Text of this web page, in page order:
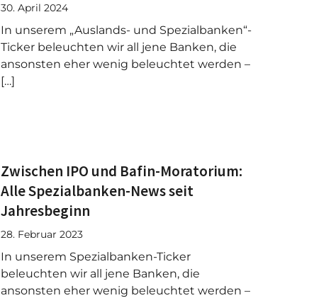
30. April 2024
In unserem „Auslands- und Spezialbanken“-
Ticker beleuchten wir all jene Banken, die
ansonsten eher wenig beleuchtet werden –
[…]
Zwischen IPO und Bafin-Moratorium:
Alle Spezialbanken-News seit
Jahresbeginn
28. Februar 2023
In unserem Spezialbanken-Ticker
beleuchten wir all jene Banken, die
ansonsten eher wenig beleuchtet werden –